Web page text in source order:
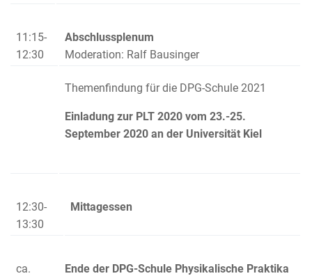
11:15-
12:30
Abschlussplenum
Moderation: Ralf Bausinger
Themenfindung für die DPG-Schule 2021
Einladung zur PLT 2020 vom 23.-25.
September 2020 an der Universität Kiel
12:30-
13:30
Mittagessen
ca.
Ende der DPG-Schule Physikalische Praktika